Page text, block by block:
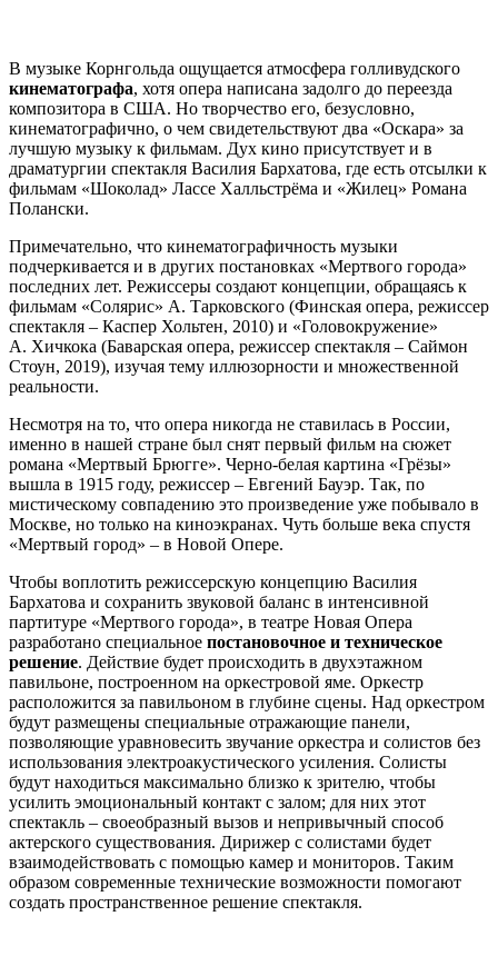
В музыке Корнгольда ощущается атмосфера голливудского
кинематографа, хотя опера написана задолго до переезда
композитора в США. Но творчество его, безусловно,
кинематографично, о чем свидетельствуют два «Оскара» за
лучшую музыку к фильмам. Дух кино присутствует и в
драматургии спектакля Василия Бархатова, где есть отсылки к
фильмам «Шоколад» Лассе Халльстрёма и «Жилец» Романа
Полански.
Примечательно, что кинематографичность музыки
подчеркивается и в других постановках «Мертвого города»
последних лет. Режиссеры создают концепции, обращаясь к
фильмам «Солярис» А. Тарковского (Финская опера, режиссер
спектакля – Каспер Хольтен, 2010) и «Головокружение»
А. Хичкока (Баварская опера, режиссер спектакля – Саймон
Стоун, 2019), изучая тему иллюзорности и множественной
реальности.
Несмотря на то, что опера никогда не ставилась в России,
именно в нашей стране был снят первый фильм на сюжет
романа «Мертвый Брюгге». Черно-белая картина «Грёзы»
вышла в 1915 году, режиссер – Евгений Бауэр. Так, по
мистическому совпадению это произведение уже побывало в
Москве, но только на киноэкранах. Чуть больше века спустя
«Мертвый город» – в Новой Опере.
Чтобы воплотить режиссерскую концепцию Василия
Бархатова и сохранить звуковой баланс в интенсивной
партитуре «Мертвого города», в театре Новая Опера
разработано специальное постановочное и техническое
решение. Действие будет происходить в двухэтажном
павильоне, построенном на оркестровой яме. Оркестр
расположится за павильоном в глубине сцены. Над оркестром
будут размещены специальные отражающие панели,
позволяющие уравновесить звучание оркестра и солистов без
использования электроакустического усиления. Солисты
будут находиться максимально близко к зрителю, чтобы
усилить эмоциональный контакт с залом; для них этот
спектакль – своеобразный вызов и непривычный способ
актерского существования. Дирижер с солистами будет
взаимодействовать с помощью камер и мониторов. Таким
образом современные технические возможности помогают
создать пространственное решение спектакля.